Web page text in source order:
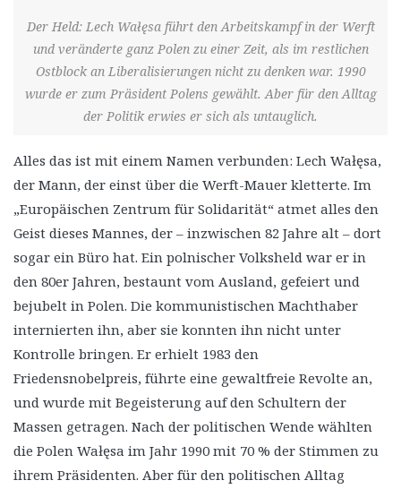
Der Held: Lech Wałęsa führt den Arbeitskampf in der Werft
und veränderte ganz Polen zu einer Zeit, als im restlichen
Ostblock an Liberalisierungen nicht zu denken war. 1990
wurde er zum Präsident Polens gewählt. Aber für den Alltag
der Politik erwies er sich als untauglich.
Alles das ist mit einem Namen verbunden: Lech Wałęsa,
der Mann, der einst über die Werft-Mauer kletterte. Im
„Europäischen Zentrum für Solidarität“ atmet alles den
Geist dieses Mannes, der – inzwischen 82 Jahre alt – dort
sogar ein Büro hat. Ein polnischer Volksheld war er in
den 80er Jahren, bestaunt vom Ausland, gefeiert und
bejubelt in Polen. Die kommunistischen Machthaber
internierten ihn, aber sie konnten ihn nicht unter
Kontrolle bringen. Er erhielt 1983 den
Friedensnobelpreis, führte eine gewaltfreie Revolte an,
und wurde mit Begeisterung auf den Schultern der
Massen getragen. Nach der politischen Wende wählten
die Polen Wałęsa im Jahr 1990 mit 70 % der Stimmen zu
ihrem Präsidenten. Aber für den politischen Alltag